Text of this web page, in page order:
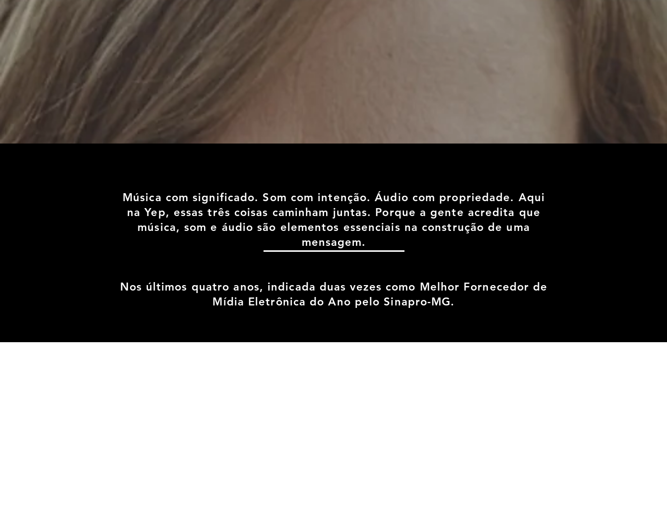
Música com significado. Som com intenção. Áudio com propriedade. Aqui
na Yep, essas três coisas caminham juntas. Porque a gente acredita que
música, som e áudio são elementos essenciais na construção de uma
mensagem.
Nos últimos quatro anos, indicada duas vezes como Melhor Fornecedor de
Mídia Eletrônica do Ano pelo Sinapro-MG.